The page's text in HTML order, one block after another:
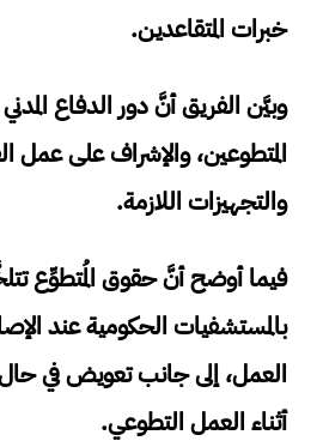
خبرات المتقاعدين.
وبيَّن الفريق أنَّ دور الدفاع
المتطوعين، والإشراف على عمل
والتجهيزات اللازمة.
فيما أوضح أنَّ حقوق المُتطوِّع
بالمستشفيات الحكومية عند
العمل، إلى جانب تعويض في حال
أثناء العمل التطوعي.